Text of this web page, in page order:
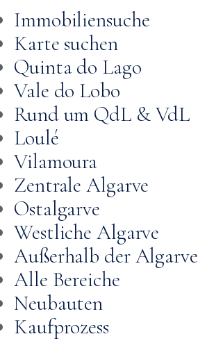
Immobiliensuche
Karte suchen
Quinta do Lago
Vale do Lobo
Rund um QdL & VdL
Loulé
Vilamoura
Zentrale Algarve
Ostalgarve
Westliche Algarve
Außerhalb der Algarve
Alle Bereiche
Neubauten
Kaufprozess